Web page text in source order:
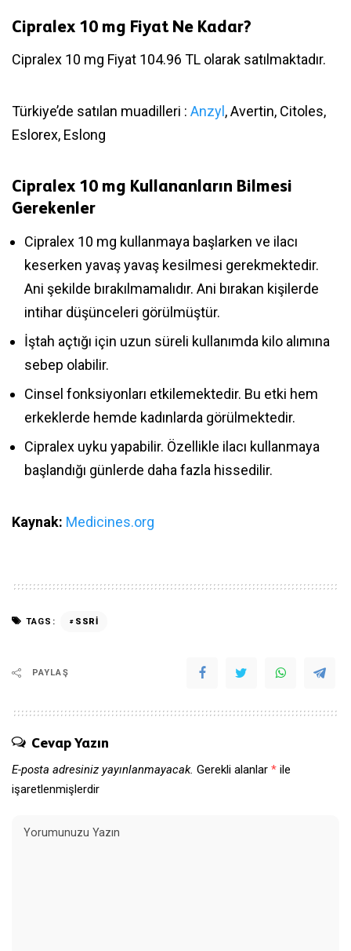
Cipralex 10 mg Fiyat Ne Kadar?
Cipralex 10 mg Fiyat 104.96 TL olarak satılmaktadır.
Türkiye’de satılan muadilleri : Anzyl , Avertin, Citoles,
Eslorex, Eslong
Cipralex 10 mg Kullananların Bilmesi
Gerekenler
Cipralex 10 mg kullanmaya başlarken ve ilacı
keserken yavaş yavaş kesilmesi gerekmektedir.
Ani şekilde bırakılmamalıdır. Ani bırakan kişilerde
intihar düşünceleri görülmüştür.
İştah açtığı için uzun süreli kullanımda kilo alımına
sebep olabilir.
Cinsel fonksiyonları etkilemektedir. Bu etki hem
erkeklerde hemde kadınlarda görülmektedir.
Cipralex uyku yapabilir. Özellikle ilacı kullanmaya
başlandığı günlerde daha fazla hissedilir.
Kaynak: Medicines.org
TAGS: SSRİ
PAYLAŞ
Cevap Yazın
E-posta adresiniz yayınlanmayacak. Gerekli alanlar * ile
işaretlenmişlerdir